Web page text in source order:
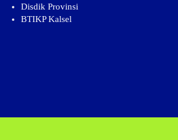
Disdik Provinsi
BTIKP Kalsel